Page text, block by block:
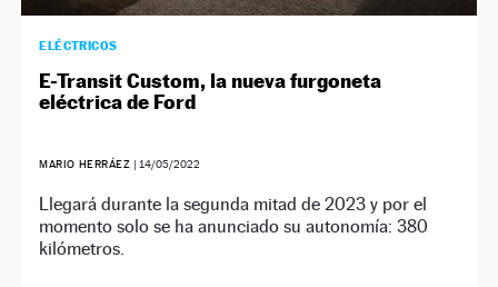
ELÉCTRICOS
E-Transit Custom, la nueva furgoneta
eléctrica de Ford
MARIO HERRÁEZ | 14/05/2022
Llegará durante la segunda mitad de 2023 y por el
momento solo se ha anunciado su autonomía: 380
kilómetros.